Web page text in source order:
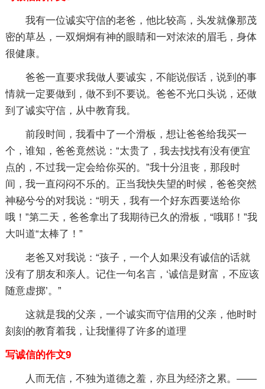
我有一位诚实守信的老爸，他比较高，头发就像那茂
密的草丛，一双炯炯有神的眼睛和一对浓浓的眉毛，身体
很健康。
爸爸一直要求我做人要诚实，不能说假话，说到的事
情就一定要做到，做不到不要说。爸爸不光口头说，还做
到了诚实守信，从中教育我。
前段时间，我看中了一个滑板，想让爸爸给我买一
个，谁知，爸爸竟然说：“太贵了，我去找找有没有便宜
点的，不过我一定会给你买的。”我十分沮丧，那段时
间，我一直闷闷不乐的。正当我快失望的时候，爸爸突然
神秘兮兮的对我说：“明天，我有一个好东西要送给你
哦！”第二天，爸爸拿出了我期待已久的滑板，“哦耶！”我
大叫道“太棒了！”
老爸又对我说：“孩子，一个人如果没有诚信的话就
没有了朋友和亲人。记住一句名言，‘诚信是财富，不应该
随意虚掷’。”
这就是我的父亲，一个诚实而守信用的父亲，他时时
刻刻的教育着我，让我懂得了许多的道理
写诚信的作文9
人而无信，不独为道德之羞，亦且为经济之累。——